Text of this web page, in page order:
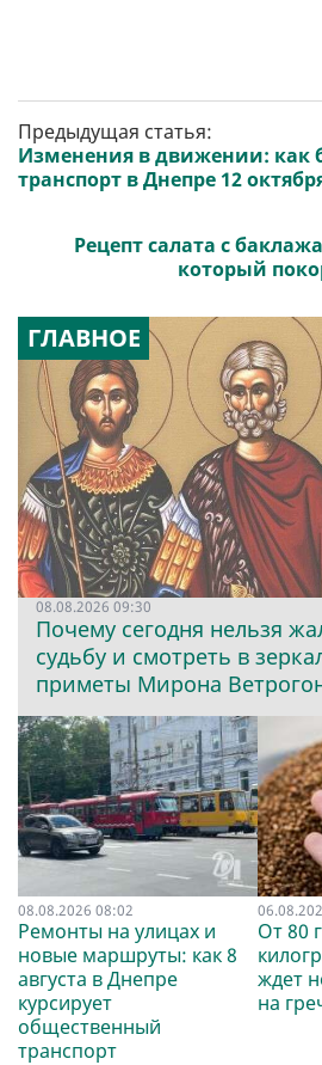
Предыдущая статья:
Изменения в движении: как
транспорт в Днепре 12
Рецепт салата с
который
ГЛАВНОЕ
08.08.2026 09:30
Почему сегодня нельзя
судьбу и смотреть в
приметы Мирона
08.08.2026 08:02
Ремонты на улицах и
новые маршруты: как 8
августа в Днепре
курсирует
общественный
транспорт
От 80
ждет
на